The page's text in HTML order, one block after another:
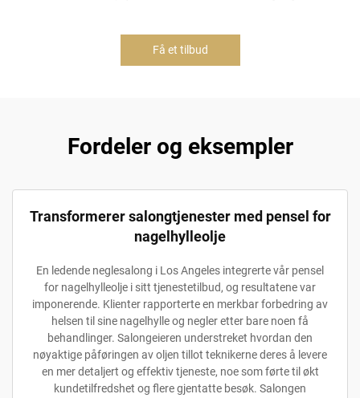
Få et tilbud
Fordeler og eksempler
Transformerer salongtjenester med pensel for
nagelhylleolje
En ledende neglesalong i Los Angeles integrerte vår pensel
for nagelhylleolje i sitt tjenestetilbud, og resultatene var
imponerende. Klienter rapporterte en merkbar forbedring av
helsen til sine nagelhylle og negler etter bare noen få
behandlinger. Salongeieren understreket hvordan den
nøyaktige påføringen av oljen tillot teknikerne deres å levere
en mer detaljert og effektiv tjeneste, noe som førte til økt
kundetilfredshet og flere gjentatte besøk. Salongen